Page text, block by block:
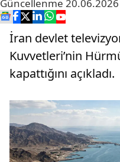
Güncellenme
İran devlet
Kuvvetleri’nin
kapattığını açıkladı.